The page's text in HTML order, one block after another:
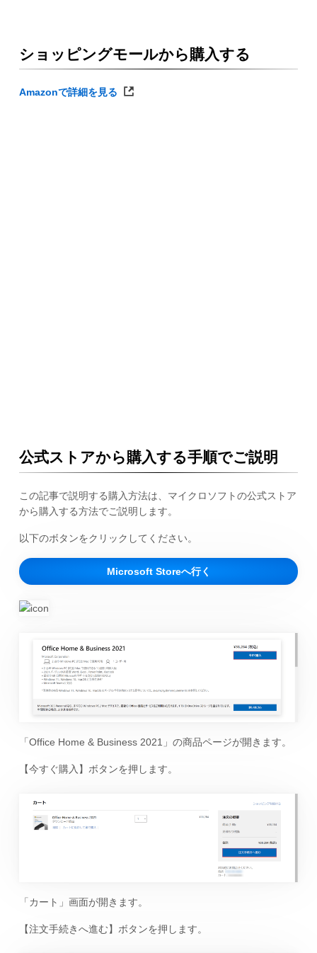
ショッピングモールから購入する
Amazonで詳細を見る
公式ストアから購入する手順でご説明
この記事で説明する購入方法は、マイクロソフトの公式ストア
から購入する方法でご説明します。
以下のボタンをクリックしてください。
Microsoft Storeへ行く
「Office Home & Business 2021」の商品ページが開きます。
【今すぐ購入】ボタンを押します。
「カート」画面が開きます。
【注文手続きへ進む】ボタンを押します。